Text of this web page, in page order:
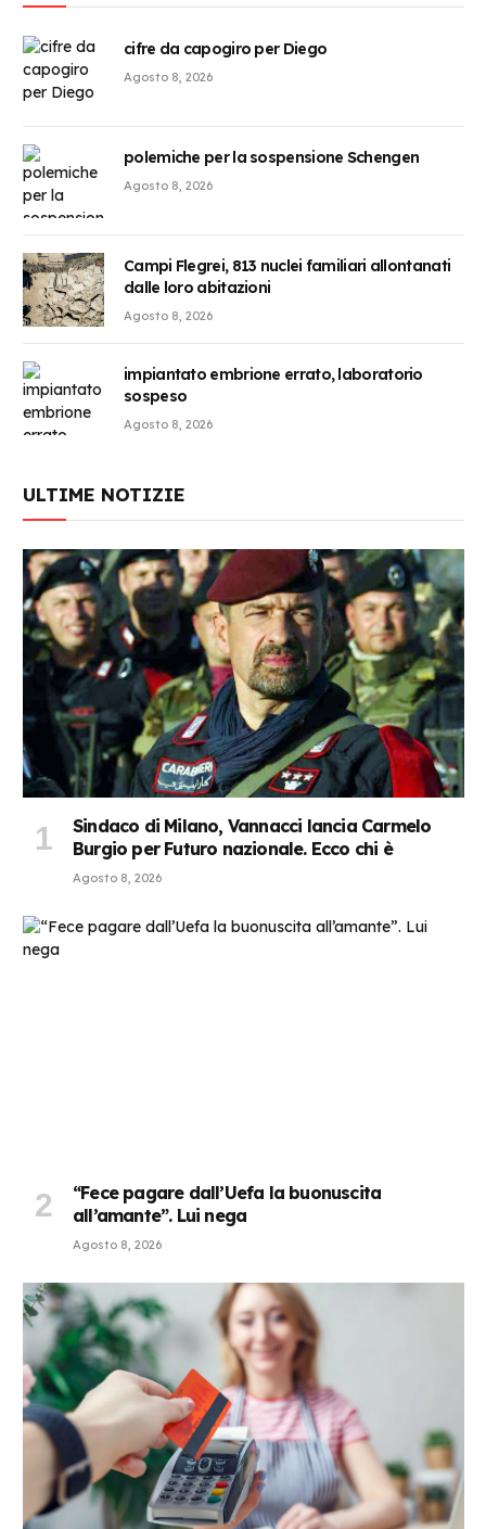
cifre da capogiro per Diego
Agosto 8, 2026
polemiche per la sospensione Schengen
Agosto 8, 2026
Campi Flegrei, 813 nuclei familiari allontanati
dalle loro abitazioni
Agosto 8, 2026
impiantato embrione errato, laboratorio
sospeso
Agosto 8, 2026
ULTIME NOTIZIE
Sindaco di Milano, Vannacci lancia Carmelo
Burgio per Futuro nazionale. Ecco chi è
Agosto 8, 2026
“Fece pagare dall’Uefa la buonuscita
all’amante”. Lui nega
Agosto 8, 2026